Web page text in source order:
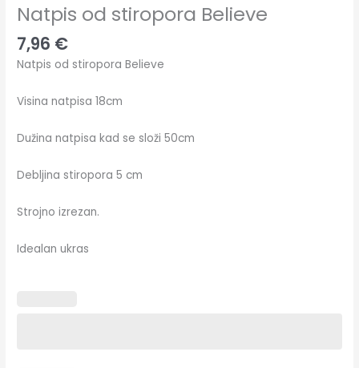
Natpis od stiropora Believe
7,96 €
Natpis od stiropora Believe
Visina natpisa 18cm
Dužina natpisa kad se složi 50cm
Debljina stiropora 5 cm
Strojno izrezan.
Idealan ukras